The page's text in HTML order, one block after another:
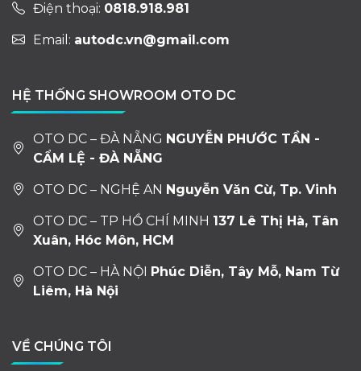
Điện thoại: 0818.918.981
Email: autodc.vn@gmail.com
HỆ THỐNG SHOWROOM OTO DC
OTO DC – ĐÀ NẴNG NGUYỄN PHƯỚC TẦN -
CẨM LỆ - ĐÀ NẴNG
OTO DC – NGHỆ AN Nguyễn Văn Cừ, Tp. Vinh
OTO DC – TP HỒ CHÍ MINH 137 Lê Thị Hà, Tân
Xuân, Hóc Môn, HCM
OTO DC – HÀ NỘI Phúc Diễn, Tây Mỗ, Nam Từ
Liêm, Hà Nội
VỀ CHÚNG TÔI